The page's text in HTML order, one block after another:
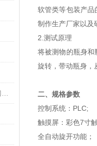
软管类等包装产
制作生产厂家以及
2.测试原理
将被测物的瓶身
旋转，带动瓶身，
二、规格参数
控制系统：PLC;
触摸屏：彩色7寸
全自动旋开功能；